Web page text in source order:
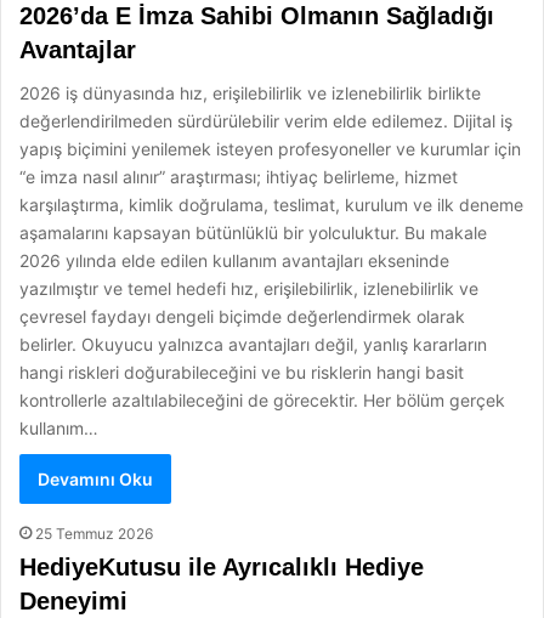
2026’da E İmza Sahibi Olmanın Sağladığı
Avantajlar
2026 iş dünyasında hız, erişilebilirlik ve izlenebilirlik birlikte
değerlendirilmeden sürdürülebilir verim elde edilemez. Dijital iş
yapış biçimini yenilemek isteyen profesyoneller ve kurumlar için
“e imza nasıl alınır” araştırması; ihtiyaç belirleme, hizmet
karşılaştırma, kimlik doğrulama, teslimat, kurulum ve ilk deneme
aşamalarını kapsayan bütünlüklü bir yolculuktur. Bu makale
2026 yılında elde edilen kullanım avantajları ekseninde
yazılmıştır ve temel hedefi hız, erişilebilirlik, izlenebilirlik ve
çevresel faydayı dengeli biçimde değerlendirmek olarak
belirler. Okuyucu yalnızca avantajları değil, yanlış kararların
hangi riskleri doğurabileceğini ve bu risklerin hangi basit
kontrollerle azaltılabileceğini de görecektir. Her bölüm gerçek
kullanım…
Devamını Oku
25 Temmuz 2026
HediyeKutusu ile Ayrıcalıklı Hediye
Deneyimi